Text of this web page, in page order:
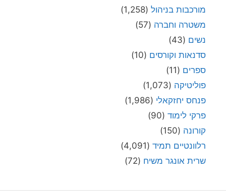
מורכבות בניהול (1,258)
משטרה וחברה (57)
נשים (43)
סדנאות וקורסים (10)
ספרים (11)
פוליטיקה (1,073)
פנחס יחזקאלי (1,986)
פרקי לימוד (90)
קורונה (150)
רלוונטיים תמיד (4,091)
שרית אונגר משיח (72)